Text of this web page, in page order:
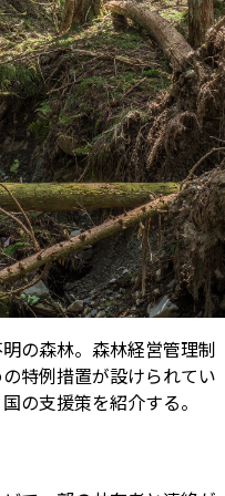
の森林。森林経営管理制
特例措置が設けられてい
の支援策を紹介する。